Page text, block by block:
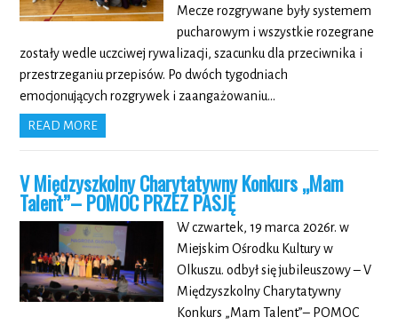
Mecze rozgrywane były systemem
pucharowym i wszystkie rozegrane
zostały wedle uczciwej rywalizacji, szacunku dla przeciwnika i
przestrzeganiu przepisów. Po dwóch tygodniach
emocjonujących rozgrywek i zaangażowaniu…
READ MORE
V Międzyszkolny Charytatywny Konkurs „Mam
Talent”– POMOC PRZEZ PASJĘ
W czwartek, 19 marca 2026r. w
Miejskim Ośrodku Kultury w
Olkuszu. odbył się jubileuszowy – V
Międzyszkolny Charytatywny
Konkurs „Mam Talent”– POMOC